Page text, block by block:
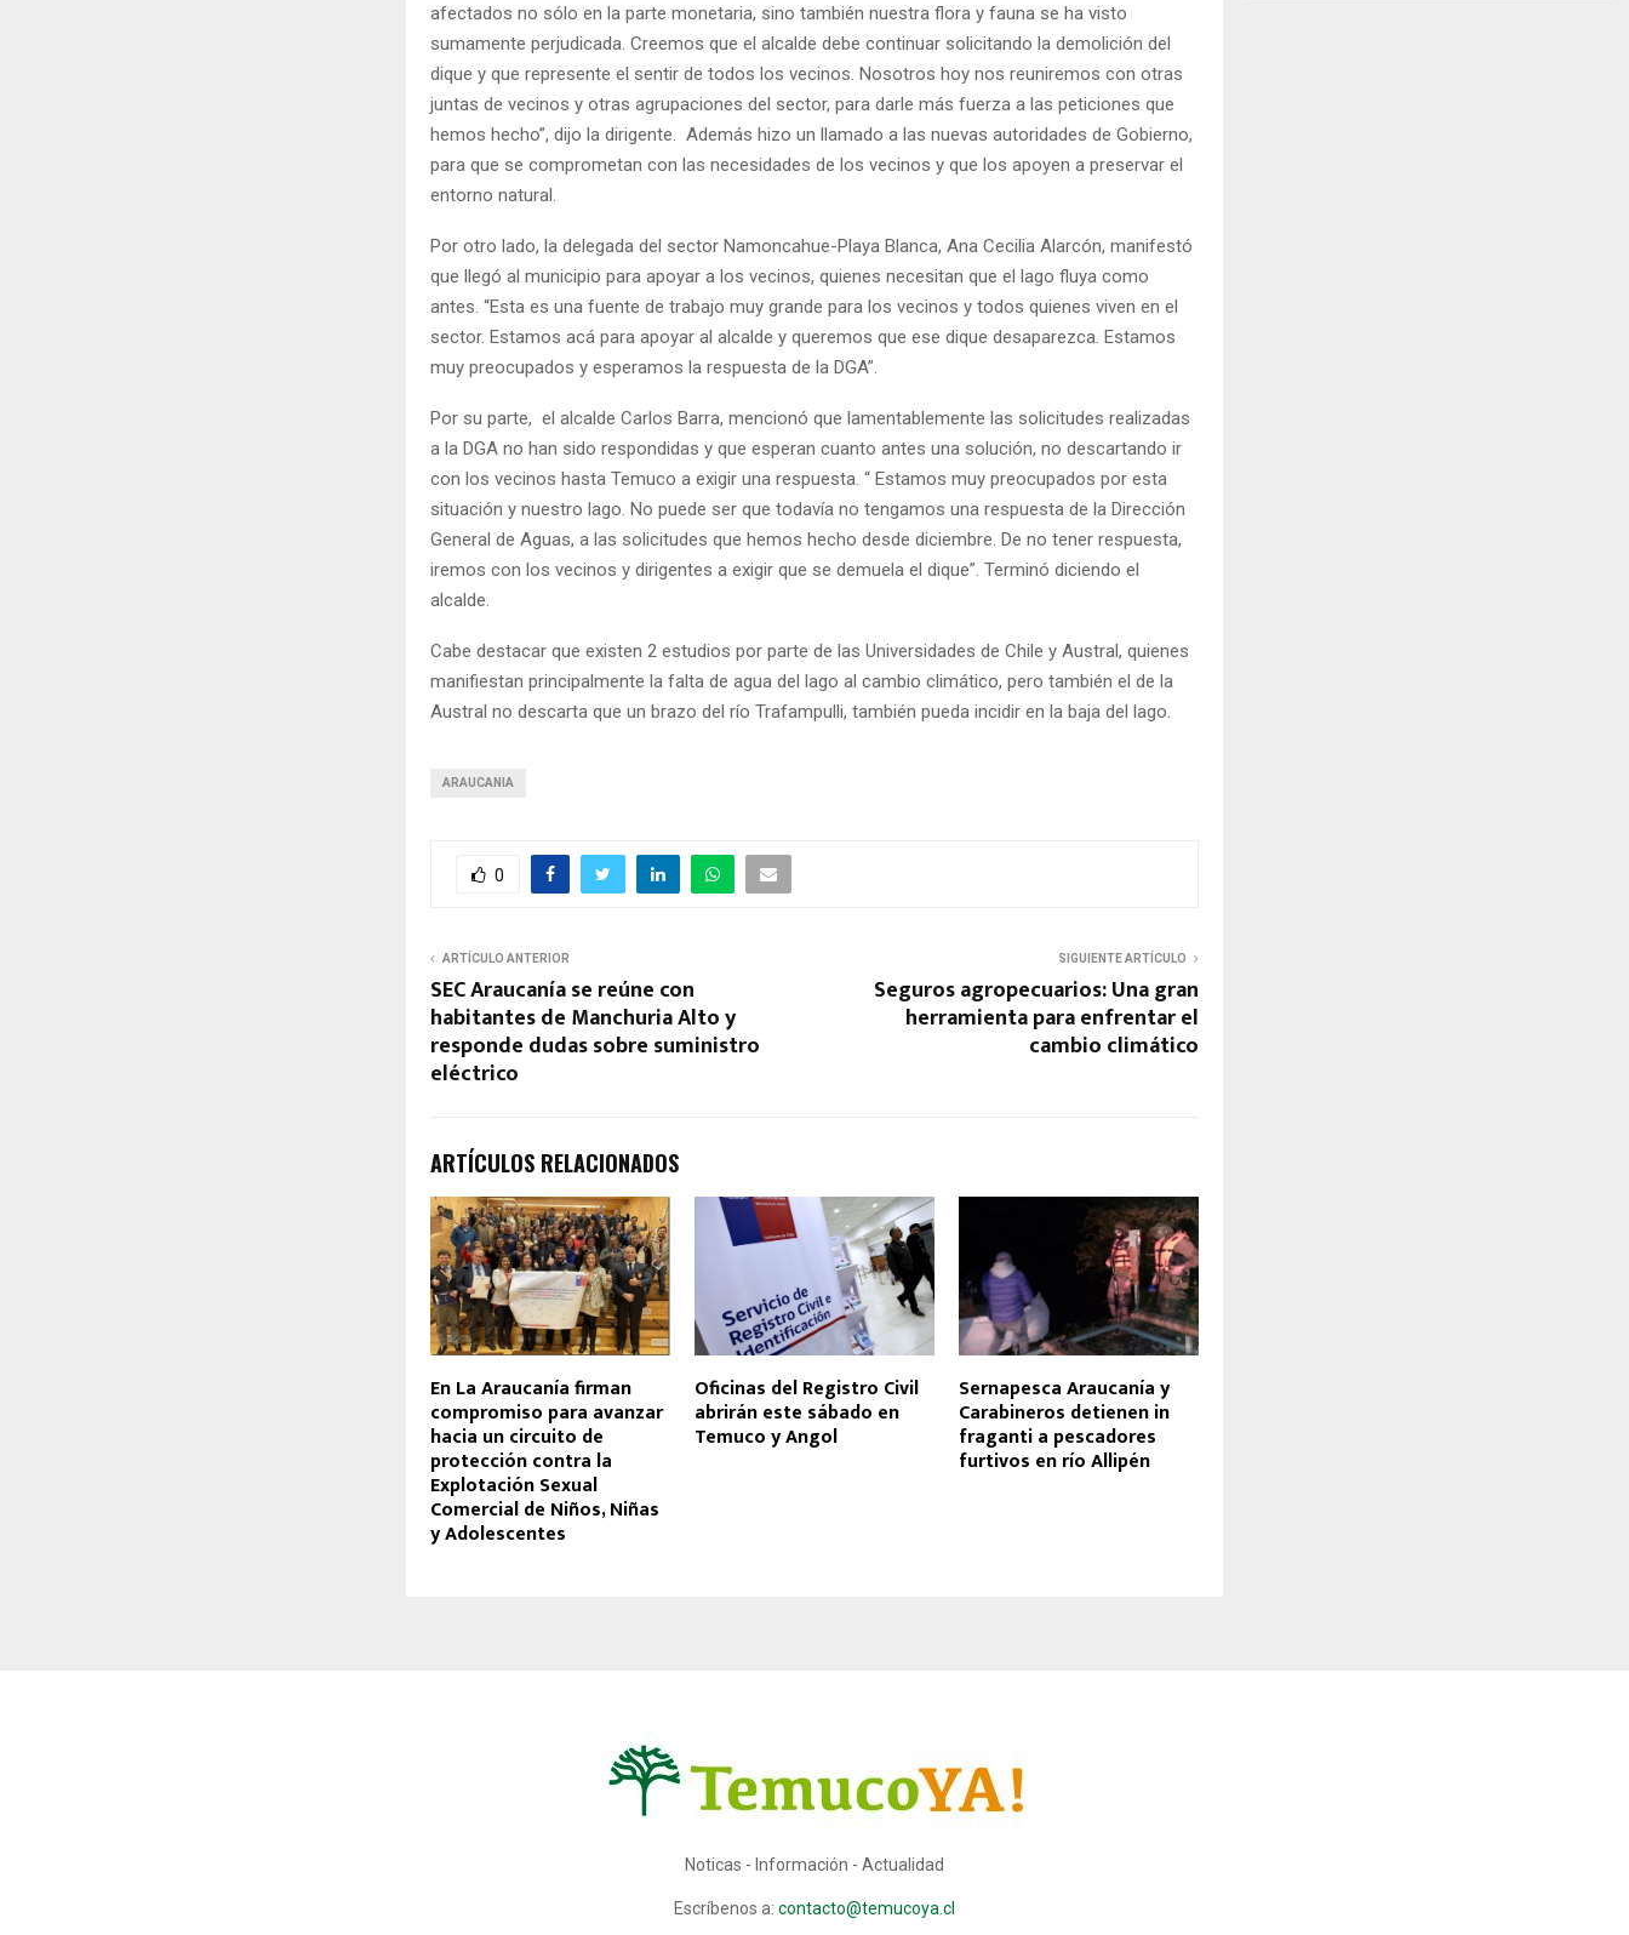
afectados no sólo en la parte monetaria, sino también nuestra flora y fauna se ha visto
sumamente perjudicada. Creemos que el alcalde debe continuar solicitando la demolición del
dique y que represente el sentir de todos los vecinos. Nosotros hoy nos reuniremos con otras
juntas de vecinos y otras agrupaciones del sector, para darle más fuerza a las peticiones que
hemos hecho”, dijo la dirigente. Además hizo un llamado a las nuevas autoridades de Gobierno,
para que se comprometan con las necesidades de los vecinos y que los apoyen a preservar el
entorno natural.
Por otro lado, la delegada del sector Namoncahue-Playa Blanca, Ana Cecilia Alarcón, manifestó
que llegó al municipio para apoyar a los vecinos, quienes necesitan que el lago fluya como
antes. “Esta es una fuente de trabajo muy grande para los vecinos y todos quienes viven en el
sector. Estamos acá para apoyar al alcalde y queremos que ese dique desaparezca. Estamos
muy preocupados y esperamos la respuesta de la DGA”.
Por su parte, el alcalde Carlos Barra, mencionó que lamentablemente las solicitudes realizadas
a la DGA no han sido respondidas y que esperan cuanto antes una solución, no descartando ir
con los vecinos hasta Temuco a exigir una respuesta. “ Estamos muy preocupados por esta
situación y nuestro lago. No puede ser que todavía no tengamos una respuesta de la Dirección
General de Aguas, a las solicitudes que hemos hecho desde diciembre. De no tener respuesta,
iremos con los vecinos y dirigentes a exigir que se demuela el dique”. Terminó diciendo el
alcalde.
Cabe destacar que existen 2 estudios por parte de las Universidades de Chile y Austral, quienes
manifiestan principalmente la falta de agua del lago al cambio climático, pero también el de la
Austral no descarta que un brazo del río Trafampulli, también pueda incidir en la baja del lago.
ARAUCANIA
0
ARTÍCULO ANTERIOR
SEC Araucanía se reúne con
habitantes de Manchuria Alto y
responde dudas sobre suministro
eléctrico
SIGUIENTE ARTÍCULO
Seguros agropecuarios: Una gran
herramienta para enfrentar el
cambio climático
ARTÍCULOS RELACIONADOS
En La Araucanía firman
compromiso para avanzar
hacia un circuito de
protección contra la
Explotación Sexual
Comercial de Niños, Niñas
y Adolescentes
Oficinas del Registro Civil
abrirán este sábado en
Temuco y Angol
Sernapesca Araucanía y
Carabineros detienen in
fraganti a pescadores
furtivos en río Allipén
Noticas - Información - Actualidad
Escríbenos a: contacto@temucoya.cl